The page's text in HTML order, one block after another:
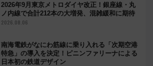
2026年9月東京メトロダイヤ改正！銀座線・丸
ノ内線で合計212本の大増発、混雑緩和に期待
2026.08.06
南海電鉄がなにわ筋線に乗り入れる「次期空港
特急」の導入を決定！ピニンファリーナによる
日本初の鉄道デザイン